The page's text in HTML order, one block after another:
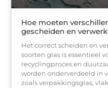
Hoe moeten
gescheiden en
Het correct scheiden en
soorten glas is essentieel
recyclingproces en
worden onderverdeeld in
zoals verpakkingsglas,